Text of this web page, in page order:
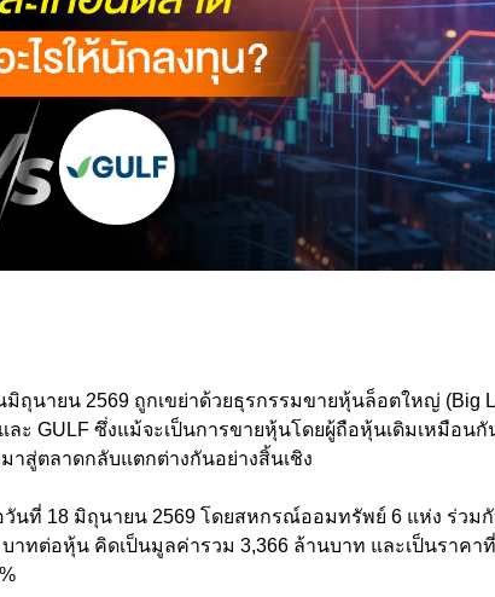
ถุนายน 2569 ถูกเขย่าด้วยธุรกรรมขายหุ้นล็อตใหญ่ (Big
ะ GULF ซึ่งแม้จะเป็นการขายหุ้นโดยผู้ถือหุ้นเดิมเหมือนกั
าสู่ตลาดกลับแตกต่างกันอย่างสิ้นเชิง
วันที่ 18 มิถุนายน 2569 โดยสหกรณ์ออมทรัพย์ 6 แห่ง ร่วม
าทต่อหุ้น คิดเป็นมูลค่ารวม 3,366 ล้านบาท และเป็นราคา